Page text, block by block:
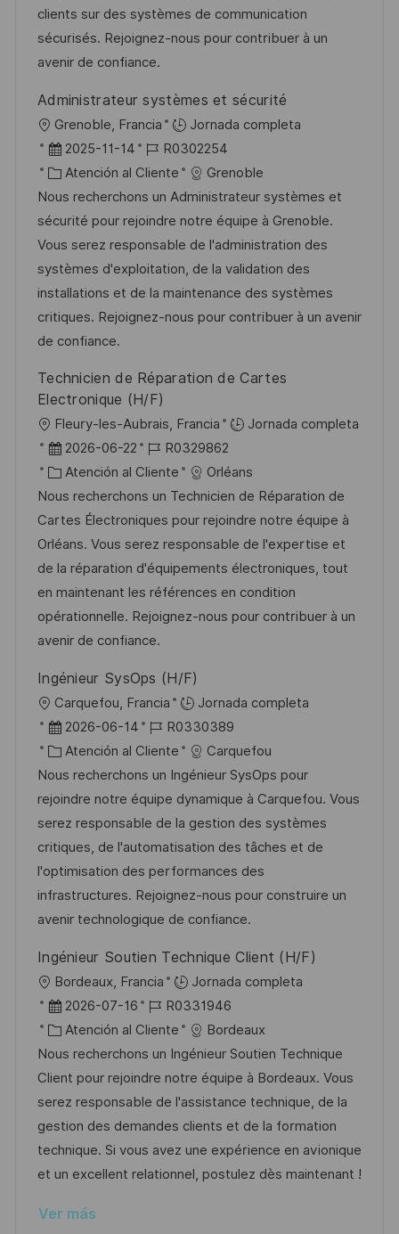
ó
n
e
p
u
l
i
c
a
c
i
ó
n
p
l
e
o
r
í
clients sur des systèmes de communication
sécurisés. Rejoignez-nous pour contribuer à un
avenir de confiance.
Administrateur systèmes et sécurité
U
b
c
a
c
i
ó
n
Grenoble, Francia
Jornada completa
F
e
c
h
a
d
e
p
u
l
a
2025-11-14
I
D
d
e
e
m
p
l
R0302254
C
a
t
e
g
o
r
í
Atención al Cliente
Grenoble
Nous recherchons un Administrateur systèmes et
sécurité pour rejoindre notre équipe à Grenoble.
Vous serez responsable de l'administration des
systèmes d'exploitation, de la validation des
installations et de la maintenance des systèmes
critiques. Rejoignez-nous pour contribuer à un avenir
de confiance.
Technicien de Réparation de Cartes
Electronique (H/F)
U
b
c
a
c
i
ó
n
Fleury-les-Aubrais, Francia
Jornada completa
F
e
c
h
a
d
e
p
u
l
i
c
a
c
i
ó
n
2026-06-22
I
D
d
e
e
m
p
l
e
R0329862
C
a
t
e
g
o
r
í
Atención al Cliente
Orléans
Nous recherchons un Technicien de Réparation de
Cartes Électroniques pour rejoindre notre équipe à
Orléans. Vous serez responsable de l'expertise et
de la réparation d'équipements électroniques, tout
en maintenant les références en condition
opérationnelle. Rejoignez-nous pour contribuer à un
avenir de confiance.
Ingénieur SysOps (H/F)
U
b
c
a
c
i
ó
n
Carquefou, Francia
Jornada completa
F
e
c
h
a
d
e
p
u
l
i
c
a
c
i
ó
n
2026-06-14
I
D
d
e
e
m
p
l
e
R0330389
C
a
t
e
g
o
r
í
Atención al Cliente
Carquefou
Nous recherchons un Ingénieur SysOps pour
rejoindre notre équipe dynamique à Carquefou. Vous
serez responsable de la gestion des systèmes
critiques, de l'automatisation des tâches et de
l'optimisation des performances des
infrastructures. Rejoignez-nous pour construire un
avenir technologique de confiance.
Ingénieur Soutien Technique Client (H/F)
U
b
c
a
c
i
ó
n
Bordeaux, Francia
Jornada completa
F
e
c
h
a
d
e
p
b
2026-07-16
I
D
d
e
e
m
p
l
R0331946
C
a
t
e
g
o
r
a
Atención al Cliente
Bordeaux
Nous recherchons un Ingénieur Soutien Technique
Client pour rejoindre notre équipe à Bordeaux. Vous
serez responsable de l'assistance technique, de la
gestion des demandes clients et de la formation
technique. Si vous avez une expérience en avionique
et un excellent relationnel, postulez dès maintenant !
Ver más